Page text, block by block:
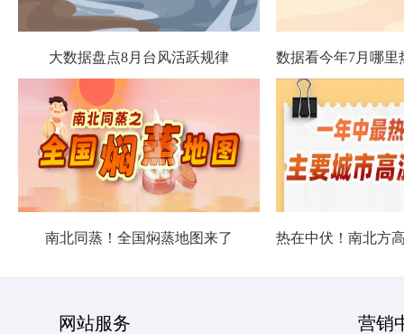
大数据盘点8月台风活跃规律
南北同蒸！全国焖蒸地图来了
网站服务 营销